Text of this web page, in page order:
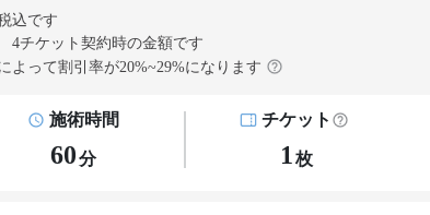
込です
チケット契約時の金額です
よって割引率が20%~29%になります
施術時間
60分
チケット
1 枚